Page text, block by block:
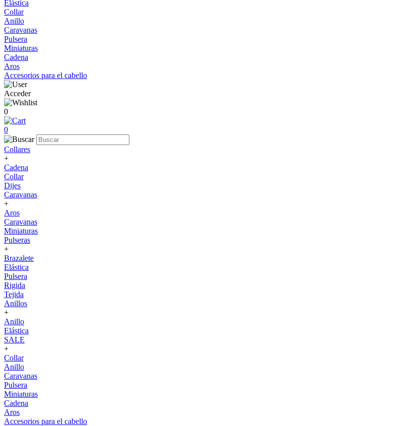
Elástica
Collar
Anillo
Caravanas
Pulsera
Miniaturas
Cadena
Aros
Accesorios para el cabello
Acceder
0
0
Collares
+
Cadena
Collar
Dijes
Caravanas
+
Aros
Caravanas
Miniaturas
Pulseras
+
Brazalete
Elástica
Pulsera
Rigida
Tejida
Anillos
+
Anillo
Elástica
SALE
+
Collar
Anillo
Caravanas
Pulsera
Miniaturas
Cadena
Aros
Accesorios para el cabello